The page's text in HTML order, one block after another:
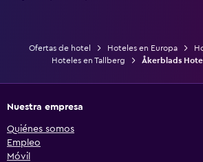
Ofertas de hotel Hoteles en Europa
Hoteles en Tallberg
Åkerblads
Nuestra empresa
Quiénes somos
Empleo
Móvil